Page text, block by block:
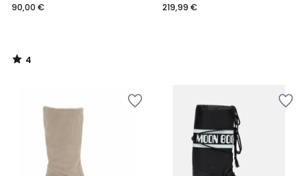
90,00 €
4
/
219,99 €